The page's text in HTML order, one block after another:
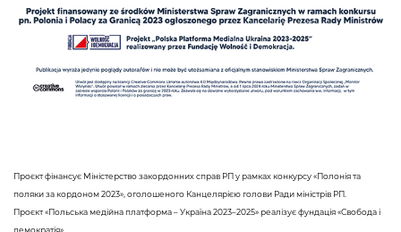
Проєкт фінансує Міністерство закордонних справ РП у рамках конкурсу «Полонія та
поляки за кордоном 2023», оголошеного Канцелярією голови Ради міністрів РП.
Проєкт «Польська медійна платформа – Україна 2023–2025» реалізує фундація «Свобода і